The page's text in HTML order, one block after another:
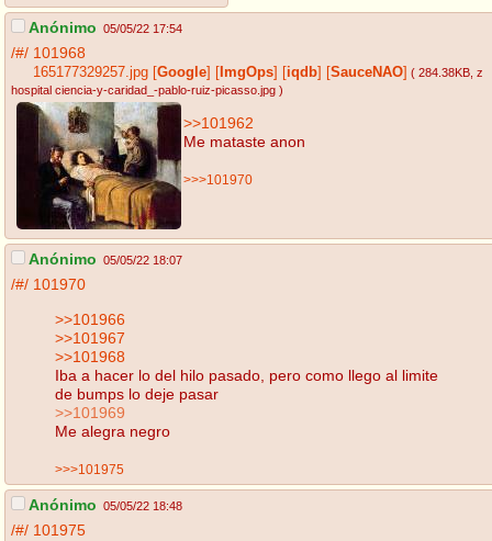
Anónimo 05/05/22 17:54
/#/ 101968
165177329257.jpg Google ImgOps iqdb SauceNAO ( 284.38KB , z
hospital ciencia-y-caridad_-pablo-ruiz-picasso.jpg )
>>101962
Me mataste anon
>>>101970
Anónimo 05/05/22 18:07
/#/ 101970
>>101966
>>101967
>>101968
Iba a hacer lo del hilo pasado, pero como llego al limite
de bumps lo deje pasar
>>101969
Me alegra negro
>>>101975
Anónimo 05/05/22 18:48
/#/ 101975